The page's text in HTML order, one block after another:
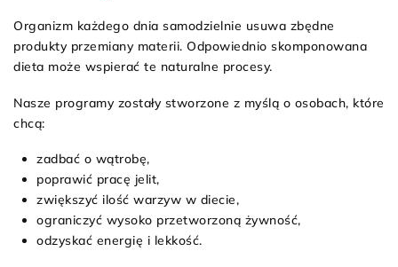
Organizm każdego dnia samodzielnie usuwa zbędne
produkty przemiany materii. Odpowiednio skomponowana
dieta może wspierać te naturalne procesy.
Nasze programy zostały stworzone z myślą o osobach, które
chcą:
zadbać o wątrobę,
poprawić pracę jelit,
zwiększyć ilość warzyw w diecie,
ograniczyć wysoko przetworzoną żywność,
odzyskać energię i lekkość.